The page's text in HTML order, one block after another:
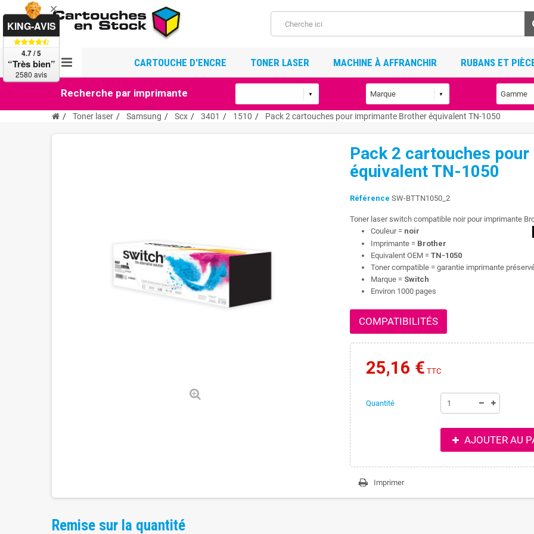
CARTOUCHE D'ENCRE TONER LASER MACHINE À AFFRANCHIR RUBANS ET
Recherche par imprimante
Toner laser Samsung Scx 3401 1510 Pack 2 cartouches pour imprimante Brother équivalent TN-1050
Pack 2 cartouches
équivalent TN-1050
Référence SW-BTTN1050_2
Toner laser switch compatible noir pour imprimante
Couleur = noir
Imprimante = Brother
Equivalent OEM = TN-1050
Toner compatible = garantie imprimante
Marque = Switch
Environ 1000 pages
COMPATIBILITÉS
25,16 € TTC
Quantité
AJOUTER AU
Imprimer
Remise sur la quantité
KING-AVIS
4.7 / 5
“Très bien”
2580 avis